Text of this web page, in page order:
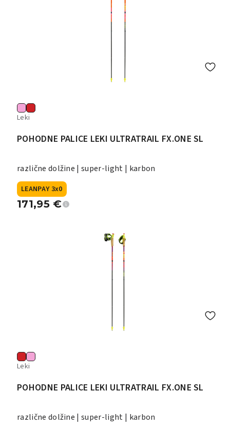
Leki
POHODNE PALICE LEKI ULTRATRAIL FX.ONE SL
različne dolžine | super-light | karbon
LEANPAY 3x0
171,95 €
Leki
POHODNE PALICE LEKI ULTRATRAIL FX.ONE SL
različne dolžine | super-light | karbon